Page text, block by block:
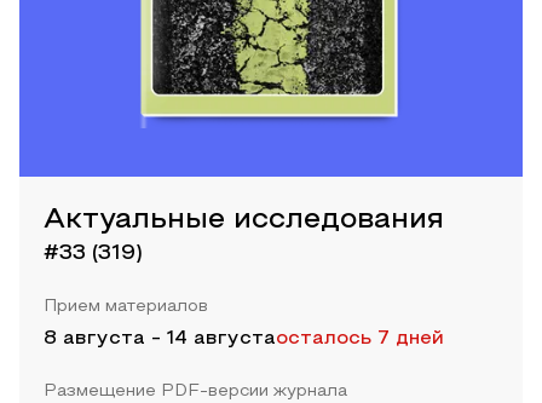
Актуальные исследования
#33 (319)
Прием материалов
8 августа - 14 августаосталось 7 дней
Размещение PDF-версии журнала